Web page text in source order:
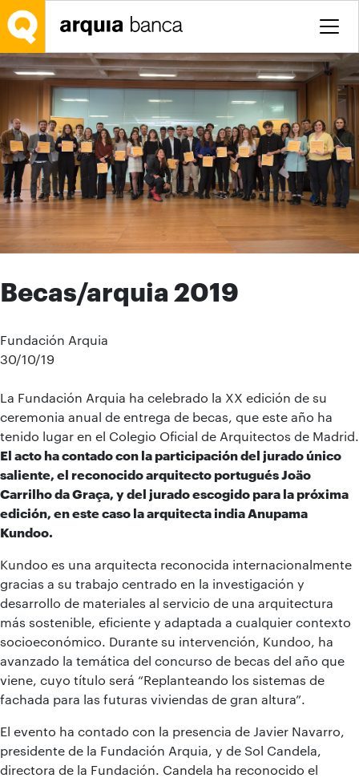
Saltar al contenido principal
Becas/arquia 2019
Fundación Arquia
30/10/19
La Fundación Arquia ha celebrado la XX edición de su
ceremonia anual de entrega de becas, que este año ha
tenido lugar en el Colegio Oficial de Arquitectos de Madrid.
El acto ha contado con la participación del jurado único
saliente, el reconocido arquitecto portugués Joäo
Carrilho da Graça, y del jurado escogido para la próxima
edición, en este caso la arquitecta india Anupama
Kundoo.
Kundoo es una arquitecta reconocida internacionalmente
gracias a su trabajo centrado en la investigación y
desarrollo de materiales al servicio de una arquitectura
más sostenible, eficiente y adaptada a cualquier contexto
socioeconómico. Durante su intervención, Kundoo, ha
avanzado la temática del concurso de becas del año que
viene, cuyo título será “Replanteando los sistemas de
fachada para las futuras viviendas de gran altura”.
El evento ha contado con la presencia de Javier Navarro,
presidente de la Fundación Arquia, y de Sol Candela,
directora de la Fundación. Candela ha reconocido el